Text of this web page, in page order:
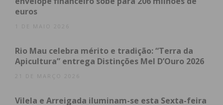
euros
1 DE MAIO 2026
Rio Mau celebra mérito e tradição: “Terra da
Apicultura” entrega Distinções Mel D’Ouro 2026
21 DE MARÇO 2026
Vilela e Arreigada iluminam-se esta Sexta-feira